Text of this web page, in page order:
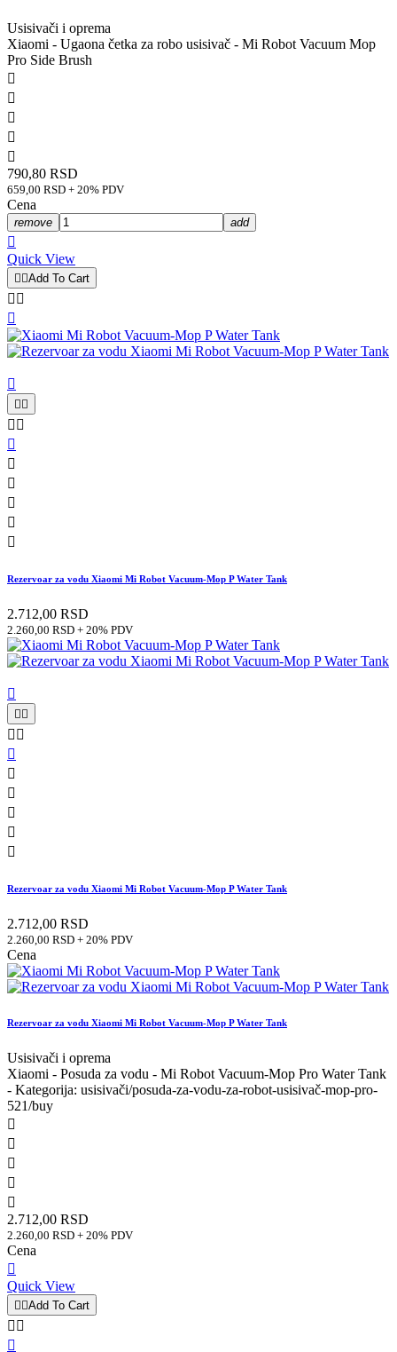
Usisivači i oprema
Xiaomi - Ugaona četka za robo usisivač - Mi Robot Vacuum Mop
Pro Side Brush





790,80 RSD
659,00 RSD + 20% PDV
Cena
remove add

Quick View
 Add To Cart
 


 
 






Rezervoar za vodu Xiaomi Mi Robot Vacuum-Mop P Water Tank
2.712,00 RSD
2.260,00 RSD + 20% PDV

 
 






Rezervoar za vodu Xiaomi Mi Robot Vacuum-Mop P Water Tank
2.712,00 RSD
2.260,00 RSD + 20% PDV
Cena
Rezervoar za vodu Xiaomi Mi Robot Vacuum-Mop P Water Tank
Usisivači i oprema
Xiaomi - Posuda za vodu - Mi Robot Vacuum-Mop Pro Water Tank
- Kategorija: usisivači/posuda-za-vodu-za-robot-usisivač-mop-pro-
521/buy





2.712,00 RSD
2.260,00 RSD + 20% PDV
Cena

Quick View
 Add To Cart
 
